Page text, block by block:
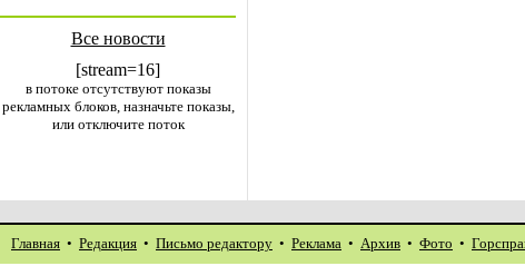
Все новости
[stream=16]
в потоке отсутствуют показы
рекламных блоков, назначьте показы,
или отключите поток
Главная • Редакция • Письмо редактору • Реклама • Архив • Фото •